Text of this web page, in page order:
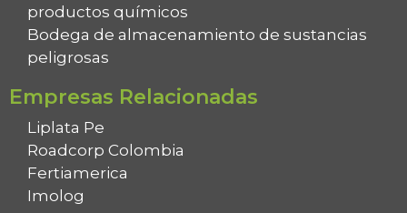
productos químicos
Bodega de almacenamiento de sustancias
peligrosas
Empresas Relacionadas
Liplata Pe
Roadcorp Colombia
Fertiamerica
Imolog